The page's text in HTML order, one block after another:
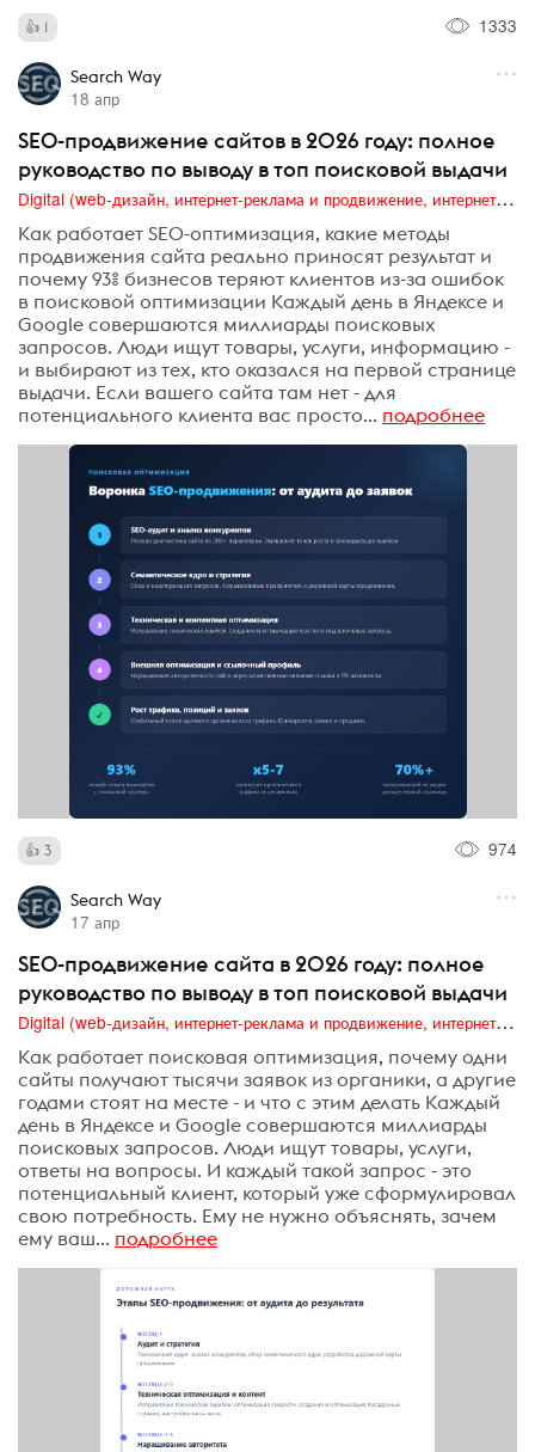
1 1333
Search Way
18 апр
SEO-продвижение сайтов в 2026 году: полное
руководство по выводу в топ поисковой выдачи
Digital (web-дизайн, интернет-реклама и продвижение, интернет-сообщества и блоги, интернет-коммуникации, мобильный маркетинг, реклама на цифровых экранах)
Как работает SEO-оптимизация, какие методы
продвижения сайта реально приносят результат и
почему 93% бизнесов теряют клиентов из-за ошибок
в поисковой оптимизации Каждый день в Яндексе и
Google совершаются миллиарды поисковых
запросов. Люди ищут товары, услуги, информацию -
и выбирают из тех, кто оказался на первой странице
выдачи. Если вашего сайта там нет - для
потенциального клиента вас просто... подробнее
3 974
Search Way
17 апр
SEO-продвижение сайта в 2026 году: полное
руководство по выводу в топ поисковой выдачи
Digital (web-дизайн, интернет-реклама и продвижение, интернет-сообщества и блоги, интернет-коммуникации, мобильный маркетинг, реклама на цифровых экранах)
Как работает поисковая оптимизация, почему одни
сайты получают тысячи заявок из органики, а другие
годами стоят на месте - и что с этим делать Каждый
день в Яндексе и Google совершаются миллиарды
поисковых запросов. Люди ищут товары, услуги,
ответы на вопросы. И каждый такой запрос - это
потенциальный клиент, который уже сформулировал
свою потребность. Ему не нужно объяснять, зачем
ему ваш... подробнее